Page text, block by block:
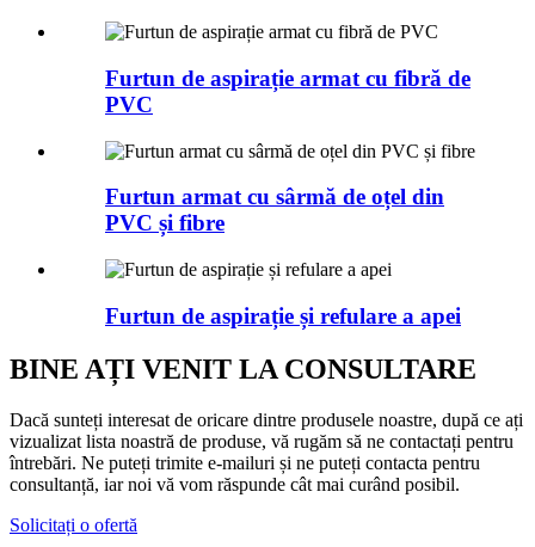
Furtun de aspirație armat cu fibră de
PVC
Furtun armat cu sârmă de oțel din
PVC și fibre
Furtun de aspirație și refulare a apei
BINE AȚI VENIT LA CONSULTARE
Dacă sunteți interesat de oricare dintre produsele noastre, după ce ați
vizualizat lista noastră de produse, vă rugăm să ne contactați pentru
întrebări. Ne puteți trimite e-mailuri și ne puteți contacta pentru
consultanță, iar noi vă vom răspunde cât mai curând posibil.
Solicitați o ofertă